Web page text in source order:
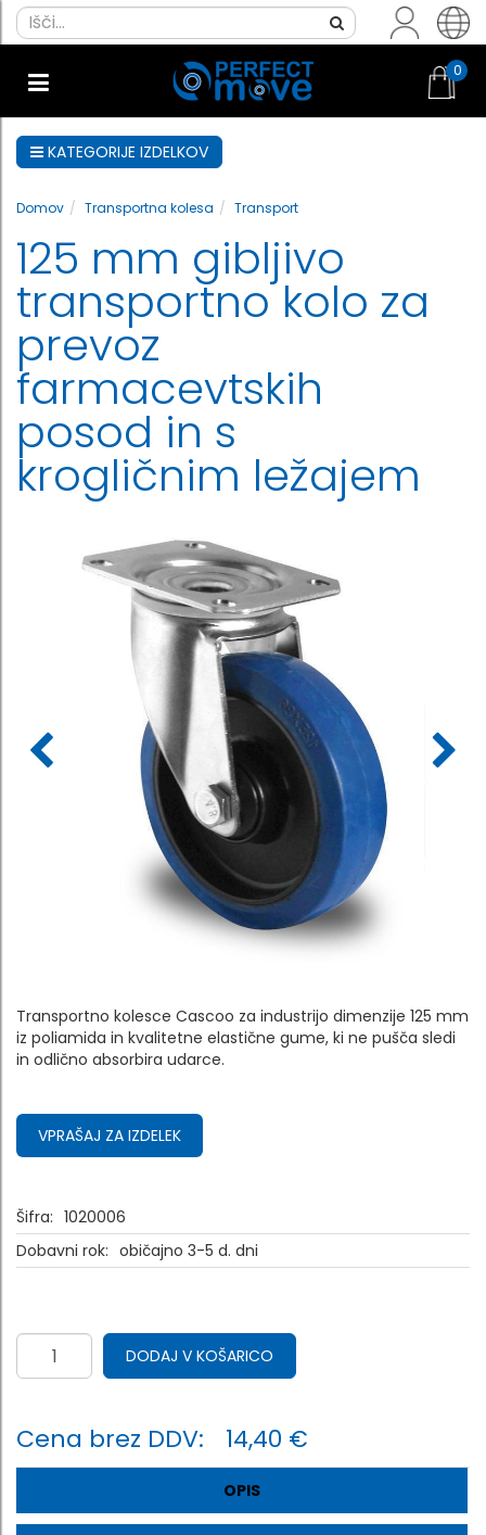
0
KATEGORIJE IZDELKOV
Domov Transportna kolesa Transport
125 mm gibljivo
transportno kolo za
prevoz
farmacevtskih
posod in s
krogličnim ležajem
Transportno kolesce Cascoo za industrijo dimenzije 125 mm
iz poliamida in kvalitetne elastične gume, ki ne pušča sledi
in odlično absorbira udarce.
VPRAŠAJ ZA IZDELEK
Šifra: 1020006
Dobavni rok: običajno 3-5 d. dni
DODAJ V KOŠARICO
Cena brez DDV: 14,40 €
OPIS